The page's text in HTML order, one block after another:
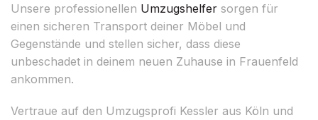
Unsere professionellen Umzugshelfer sorgen für
einen sicheren Transport deiner Möbel und
Gegenstände und stellen sicher, dass diese
unbeschadet in deinem neuen Zuhause in Frauenfeld
ankommen.
Vertraue auf den Umzugsprofi Kessler aus Köln und